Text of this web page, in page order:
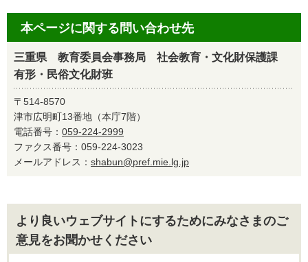
本ページに関する問い合わせ先
三重県 教育委員会事務局 社会教育・文化財保護課
有形・民俗文化財班
〒514-8570
津市広明町13番地（本庁7階）
電話番号： 059-224-2999
ファクス番号：059-224-3023
メールアドレス： shabun@pref.mie.lg.jp
より良いウェブサイトにするためにみなさまのご
意見をお聞かせください